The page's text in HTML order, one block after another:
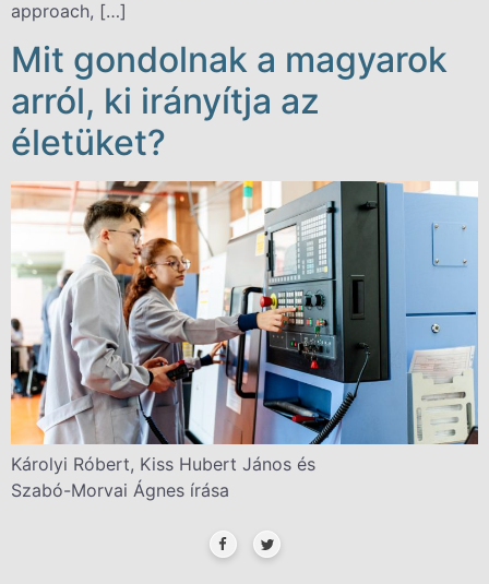
approach, […]
Mit gondolnak a magyarok
arról, ki irányítja az
életüket?
Károlyi Róbert, Kiss Hubert János és
Szabó-Morvai Ágnes írása